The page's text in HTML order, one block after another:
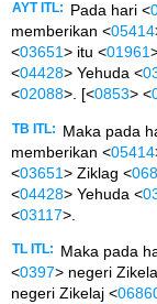
AYT ITL: Pada hari <
memberikan <05414
<03651> itu <01961
<04428> Yehuda <
<02088>. [<0853> <
TB ITL: Maka pada
memberikan <05414
<03651> Ziklag <
<04428> Yehuda <
<03117>.
TL ITL: Maka pada
<0397> negeri
negeri Zikelaj <